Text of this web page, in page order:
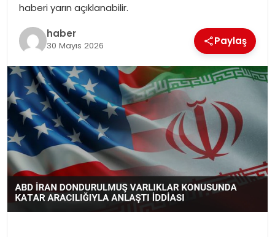
EKONOMI
MAGAZIN
DÜNYA
OTOMOBIL
haberi yarın açıklanabilir.
haber
30 Mayıs 2026 Paylaş